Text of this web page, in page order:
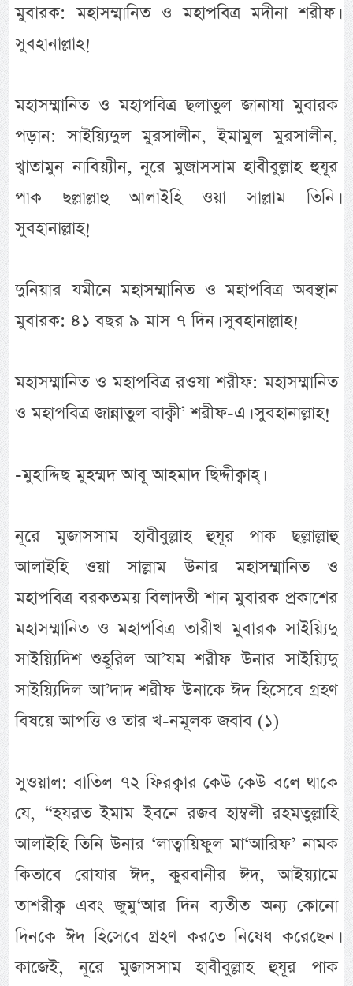
মুবারক: মহাসম্মানিত ও মহাপবিত্র মদীনা শরীফ।
সুবহানাল্লাহ!
মহাসম্মানিত ও মহাপবিত্র ছলাতুল জানাযা মুবারক
পড়ান: সাইয়্যিদুল মুরসালীন, ইমামুল মুরসালীন,
খ্বাতামুন নাবিয়্যীন, নূরে মুজাসসাম হাবীবুল্লাহ হুযূর
পাক ছল্লাল্লাহু আলাইহি ওয়া সাল্লাম তিনি।
সুবহানাল্লাহ!
দুনিয়ার যমীনে মহাসম্মানিত ও মহাপবিত্র অবস্থান
মুবারক: ৪১ বছর ৯ মাস ৭ দিন। সুবহানাল্লাহ!
মহাসম্মানিত ও মহাপবিত্র রওযা শরীফ: মহাসম্মানিত
ও মহাপবিত্র জান্নাতুল বাক্বী’ শরীফ-এ। সুবহানাল্লাহ!
-মুহাদ্দিছ মুহম্মদ আবূ আহমাদ ছিদ্দীক্বাহ্।
নূরে মুজাসসাম হাবীবুল্লাহ হুযূর পাক ছল্লাল্লাহু
আলাইহি ওয়া সাল্লাম উনার মহাসম্মানিত ও
মহাপবিত্র বরকতময় বিলাদতী শান মুবারক প্রকাশের
মহাসম্মানিত ও মহাপবিত্র তারীখ মুবারক সাইয়্যিদু
সাইয়্যিদিশ শুহূরিল আ’যম শরীফ উনার সাইয়্যিদু
সাইয়্যিদিল আ’দাদ শরীফ উনাকে ঈদ হিসেবে গ্রহণ
বিষয়ে আপত্তি ও তার খ-নমূলক জবাব (১)
সুওয়াল: বাতিল ৭২ ফিরক্বার কেউ কেউ বলে থাকে
যে, “হযরত ইমাম ইবনে রজব হাম্বলী রহমতুল্লাহি
আলাইহি তিনি উনার ‘লাত্বায়িফুল মা‘আরিফ’ নামক
কিতাবে রোযার ঈদ, কুরবানীর ঈদ, আইয়্যামে
তাশরীক্ব এবং জুমু‘আর দিন ব্যতীত অন্য কোনো
দিনকে ঈদ হিসেবে গ্রহণ করতে নিষেধ করেছেন।
কাজেই, নূরে মুজাসসাম হাবীবুল্লাহ হুযূর পাক